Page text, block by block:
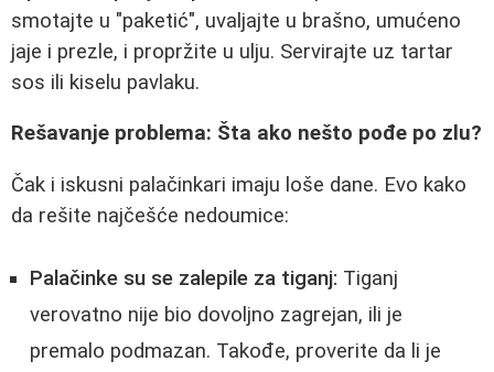
smotajte u "paketić", uvaljajte u brašno, umućeno
jaje i prezle, i propržite u ulju. Servirajte uz tartar
sos ili kiselu pavlaku.
Rešavanje problema: Šta ako nešto pođe po zlu?
Čak i iskusni palačinkari imaju loše dane. Evo kako
da rešite najčešće nedoumice:
Palačinke su se zalepile za tiganj: Tiganj
verovatno nije bio dovoljno zagrejan, ili je
premalo podmazan. Takođe, proverite da li je